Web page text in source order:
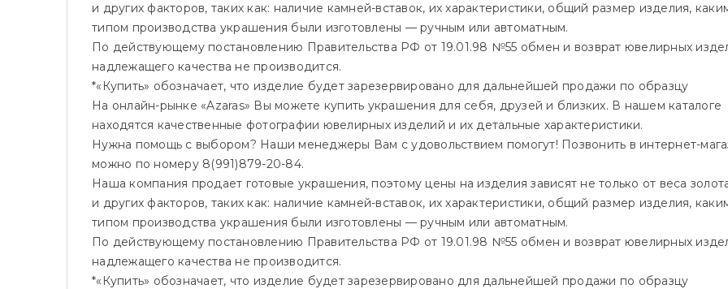
и других факторов, таких как: наличие камней-вставок, их характеристики, общий размер изделия,
типом производства украшения были изготовлены — ручным или автоматным.
По действующему постановлению Правительства РФ от 19.01.98 №55 обмен и возврат ювелирных
надлежащего качества не производится.
*«Купить» обозначает, что изделие будет зарезервировано для дальнейшей продажи по образцу
На онлайн-рынке «Azaras» Вы можете купить украшения для себя, друзей и близких. В нашем каталоге
находятся качественные фотографии ювелирных изделий и их детальные характеристики.
Нужна помощь с выбором? Наши менеджеры Вам с удовольствием помогут! Позвонить в интернет-
можно по номеру 8(991)879-20-84.
Наша компания продает готовые украшения, поэтому цены на изделия зависят не только от веса
и других факторов, таких как: наличие камней-вставок, их характеристики, общий размер изделия,
типом производства украшения были изготовлены — ручным или автоматным.
По действующему постановлению Правительства РФ от 19.01.98 №55 обмен и возврат ювелирных
надлежащего качества не производится.
*«Купить» обозначает, что изделие будет зарезервировано для дальнейшей продажи по образцу